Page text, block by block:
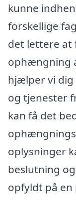
kunne
forskellige
det lettere at
ophængning
hjælper vi dig
og tjenester
kan få det
oplysninger
beslutning
opfyldt på en